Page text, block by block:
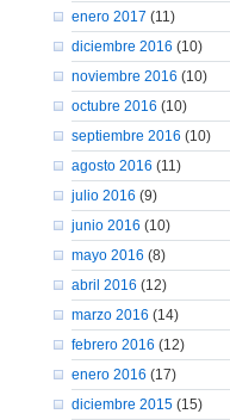
enero 2017 (11)
diciembre 2016 (10)
noviembre 2016 (10)
octubre 2016 (10)
septiembre 2016 (10)
agosto 2016 (11)
julio 2016 (9)
junio 2016 (10)
mayo 2016 (8)
abril 2016 (12)
marzo 2016 (14)
febrero 2016 (12)
enero 2016 (17)
diciembre 2015 (15)